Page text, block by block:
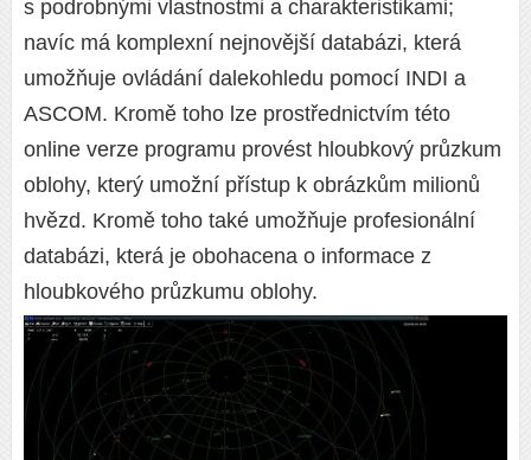
s podrobnými vlastnostmi a charakteristikami;
navíc má komplexní nejnovější databázi, která
umožňuje ovládání dalekohledu pomocí INDI a
ASCOM. Kromě toho lze prostřednictvím této
online verze programu provést hloubkový průzkum
oblohy, který umožní přístup k obrázkům milionů
hvězd. Kromě toho také umožňuje profesionální
databázi, která je obohacena o informace z
hloubkového průzkumu oblohy.